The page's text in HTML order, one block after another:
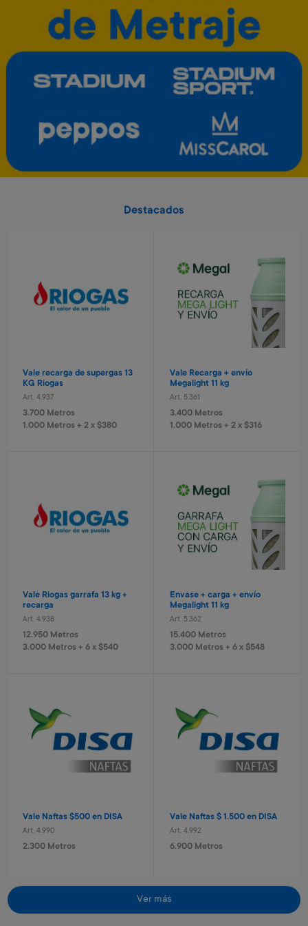
280 Metros + 4 x $90
640 Metros + 4 x $210
Pelota de basket n° 7
Diario secreto electrónico
Art. 1.129
Tablet eléctronica Stitch
Art. 3.172
Tablet electrónica Frozen
Art. 3.791
Valija Spiderman 51 cm
Art. 520
Valija Stitch 41 cm
Art. 521
Monopatin
1.880 Metros + 4 x $1.250
Cámara recargable Stitch
800 Metros + 4 x $530
Caloventilador horizontal
3.200 Metros
640 Metros + 4 x $210
Estufa de 4 cuarzos turbo
11.400 Metros
1.140 Metros + 6 x $500
Envío gratis
12.200 Metros
1.220 Metros + 6 x $540
Envío gratis
Art. 5.551
1.380 Metros + 6 x $610
9.700 Metros
970 Metros + 4 x $640
Destacados
Vale recarga de supergas 13
KG Riogas
Art. 4.937
3.700 Metros
1.000 Metros + 2 x $380
Vale Recarga + envío
Megalight 11 kg
Art. 5.361
3.400 Metros
1.000 Metros + 2 x $316
Vale Riogas garrafa 13 kg +
recarga
Art. 4.938
12.950 Metros
3.000 Metros + 6 x $540
Envase + carga + envío
Megalight 11 kg
Art. 5.362
15.400 Metros
3.000 Metros + 6 x $548
Vale Naftas $500 en DISA
Art. 4.990
2.300 Metros
Vale Naftas $ 1.500 en DISA
Art. 4.992
6.900 Metros
Ver más